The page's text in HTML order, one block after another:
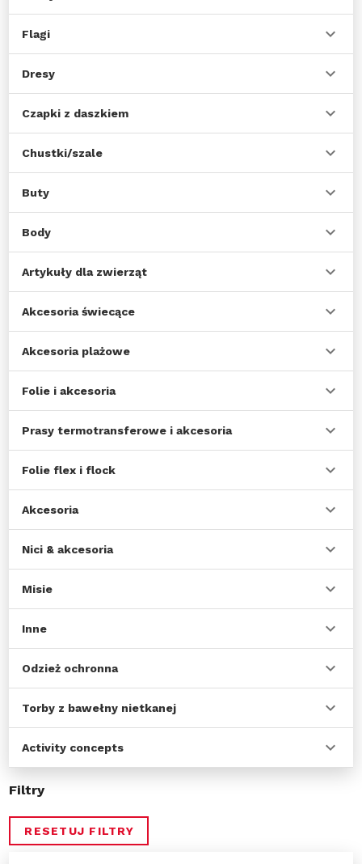
Flagi
Dresy
Czapki z daszkiem
Chustki/szale
Buty
Body
Artykuły dla zwierząt
Akcesoria świecące
Akcesoria plażowe
Folie i akcesoria
Prasy termotransferowe i akcesoria
Folie flex i flock
Akcesoria
Nici & akcesoria
Misie
Inne
Odzież ochronna
Torby z bawełny nietkanej
Activity concepts
Filtry
RESETUJ FILTRY